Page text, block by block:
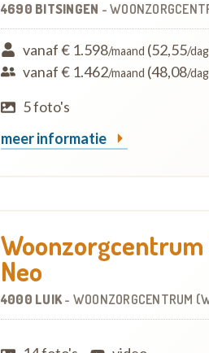
4690 BITSINGEN -
vanaf € 1.598/maand (52,55/dag
vanaf € 1.462/maand (48,08/dag
5 foto's
meer informatie
Woonzorgcentrum
Neo
4000 LUIK- WOONZORGCENTRUM